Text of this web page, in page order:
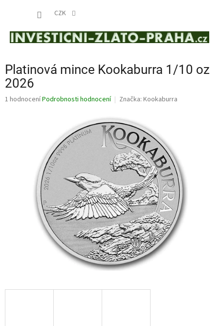
CZK
Platinová mince Kookaburra 1/10 oz
2026
Průměrné
1 hodnoceníPodrobnosti hodnocení Značka: Kookaburra